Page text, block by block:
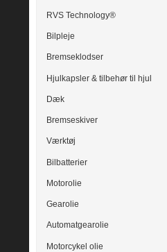
RVS Technology®
Bilpleje
Bremseklodser
Hjulkapsler & tilbehør til hjul
Dæk
Bremseskiver
Værktøj
Bilbatterier
Motorolie
Gearolie
Automatgearolie
Motorcykel olie